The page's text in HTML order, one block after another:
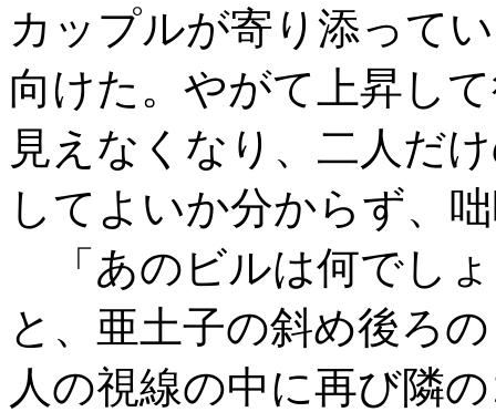
カップルが寄り添って
向けた。やがて上昇し
見えなくなり、二人だ
してよいか分からず、
「あのビルは何でし
と、亜土子の斜め後ろ
人の視線の中に再び隣